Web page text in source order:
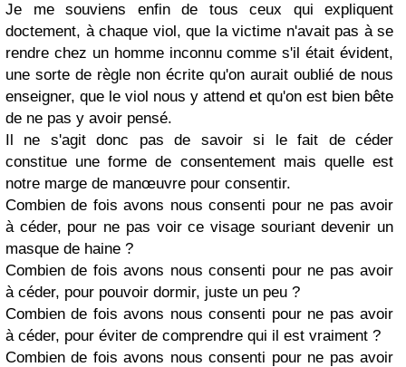
Je me souviens enfin de tous ceux qui expliquent
doctement, à chaque viol, que la victime n'avait pas à se
rendre chez un homme inconnu comme s'il était évident,
une sorte de règle non écrite qu'on aurait oublié de nous
enseigner, que le viol nous y attend et qu'on est bien bête
de ne pas y avoir pensé.
Il ne s'agit donc pas de savoir si le fait de céder
constitue une forme de consentement mais quelle est
notre marge de manœuvre pour consentir.
Combien de fois avons nous consenti pour ne pas avoir
à céder, pour ne pas voir ce visage souriant devenir un
masque de haine ?
Combien de fois avons nous consenti pour ne pas avoir
à céder, pour pouvoir dormir, juste un peu ?
Combien de fois avons nous consenti pour ne pas avoir
à céder, pour éviter de comprendre qui il est vraiment ?
Combien de fois avons nous consenti pour ne pas avoir